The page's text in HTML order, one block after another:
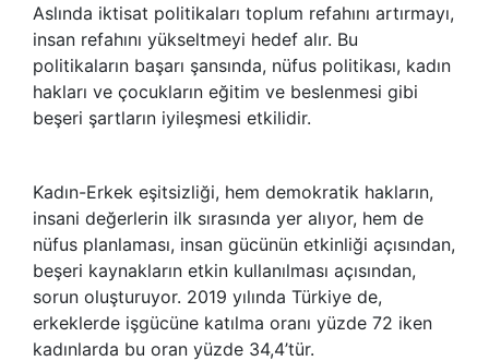
Aslında iktisat politikaları toplum refahını artırmayı,
insan refahını yükseltmeyi hedef alır. Bu
politikaların başarı şansında, nüfus politikası, kadın
hakları ve çocukların eğitim ve beslenmesi gibi
beşeri şartların iyileşmesi etkilidir.
Kadın-Erkek eşitsizliği, hem demokratik hakların,
insani değerlerin ilk sırasında yer alıyor, hem de
nüfus planlaması, insan gücünün etkinliği açısından,
beşeri kaynakların etkin kullanılması açısından,
sorun oluşturuyor. 2019 yılında Türkiye de,
erkeklerde işgücüne katılma oranı yüzde 72 iken
kadınlarda bu oran yüzde 34,4’tür.